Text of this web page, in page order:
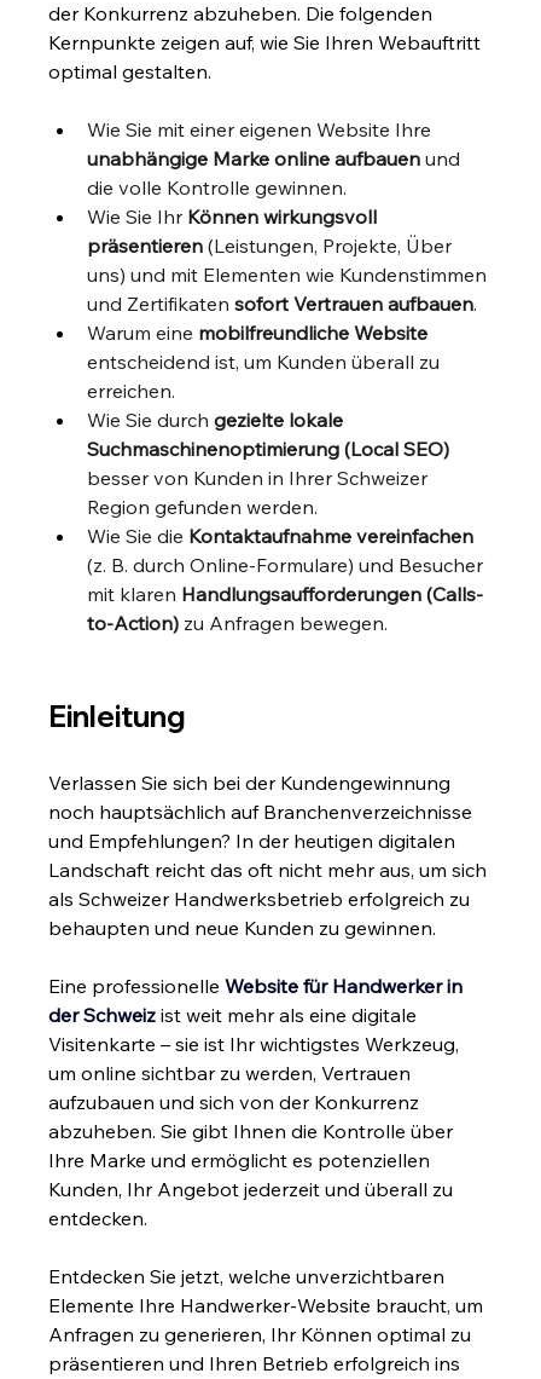
der Konkurrenz abzuheben. Die folgenden
Kernpunkte zeigen auf, wie Sie Ihren Webauftritt
optimal gestalten.
Wie Sie mit einer eigenen Website Ihre
unabhängige Marke online aufbauen und
die volle Kontrolle gewinnen.
Wie Sie Ihr Können wirkungsvoll
präsentieren (Leistungen, Projekte, Über
uns) und mit Elementen wie Kundenstimmen
und Zertifikaten sofort Vertrauen aufbauen.
Warum eine mobilfreundliche Website
entscheidend ist, um Kunden überall zu
erreichen.
Wie Sie durch gezielte lokale
Suchmaschinenoptimierung (Local SEO)
besser von Kunden in Ihrer Schweizer
Region gefunden werden.
Wie Sie die Kontaktaufnahme vereinfachen
(z. B. durch Online-Formulare) und Besucher
mit klaren Handlungsaufforderungen (Calls-
to-Action) zu Anfragen bewegen.
Einleitung
Verlassen Sie sich bei der Kundengewinnung
noch hauptsächlich auf Branchenverzeichnisse
und Empfehlungen? In der heutigen digitalen
Landschaft reicht das oft nicht mehr aus, um sich
als Schweizer Handwerksbetrieb erfolgreich zu
behaupten und neue Kunden zu gewinnen.
Eine professionelle Website für Handwerker in
der Schweiz ist weit mehr als eine digitale
Visitenkarte – sie ist Ihr wichtigstes Werkzeug,
um online sichtbar zu werden, Vertrauen
aufzubauen und sich von der Konkurrenz
abzuheben. Sie gibt Ihnen die Kontrolle über
Ihre Marke und ermöglicht es potenziellen
Kunden, Ihr Angebot jederzeit und überall zu
entdecken.
Entdecken Sie jetzt, welche unverzichtbaren
Elemente Ihre Handwerker-Website braucht, um
Anfragen zu generieren, Ihr Können optimal zu
präsentieren und Ihren Betrieb erfolgreich ins